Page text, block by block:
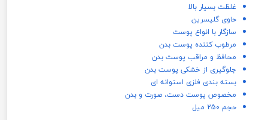
غلظت بسیار بالا
حاوی گلیسرین
سازگار با انواع پوست
مرطوب کننده پوست بدن
محافظ و مراقب پوست بدن
جلوگیری از خشکی پوست بدن
بسته بندی فلزی استوانه ای
مخصوص پوست دست، صورت و بدن
حجم 250 میل